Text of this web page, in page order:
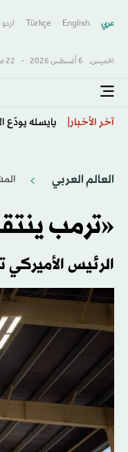
عربي English
Türkçe اردو
الخميس, 6 أغسطس 2026 - 22 صفَر 1448 هـ
آخر الأخبار يايسله يودّع
العالم العربي
«ترمب ينتقم»... ضرب
الرئيس